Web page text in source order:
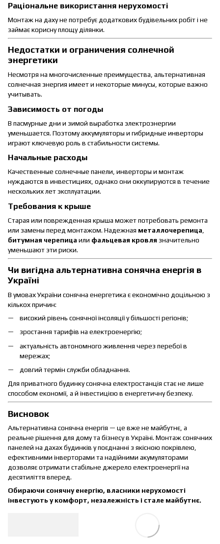
Раціональне використання нерухомості
Монтаж на даху не потребує додаткових будівельних робіт і не
займає корисну площу ділянки.
Недостатки и ограничения солнечной
энергетики
Несмотря на многочисленные преимущества, альтернативная
солнечная энергия имеет и некоторые минусы, которые важно
учитывать.
Зависимость от погоды
В пасмурные дни и зимой выработка электроэнергии
уменьшается. Поэтому аккумуляторы и гибридные инверторы
играют ключевую роль в стабильности системы.
Начальные расходы
Качественные солнечные панели, инверторы и монтаж
нуждаются в инвестициях, однако они оккупируются в течение
нескольких лет эксплуатации.
Требования к крыше
Старая или поврежденная крыша может потребовать ремонта
или замены перед монтажом. Надежная металлочерепица,
битумная черепица или фальцевая кровля значительно
уменьшают эти риски.
Чи вигідна альтернативна сонячна енергія в
Україні
В умовах України сонячна енергетика є економічно доцільною з
кількох причин:
високий рівень сонячної інсоляції у більшості регіонів;
зростання тарифів на електроенергію;
актуальність автономного живлення через перебої в
мережах;
довгий термін служби обладнання.
Для приватного будинку сонячна електростанція стає не лише
способом економії, а й інвестицією в енергетичну безпеку.
Висновок
Альтернативна сонячна енергія — це вже не майбутнє, а
реальне рішення для дому та бізнесу в Україні. Монтаж сонячних
панелей на дахах будинків у поєднанні з якісною покрівлею,
ефективними інверторами та надійними акумуляторами
дозволяє отримати стабільне джерело електроенергії на
десятиліття вперед.
Обираючи сонячну енергію, власники нерухомості
інвестують у комфорт, незалежність і стале майбутнє.